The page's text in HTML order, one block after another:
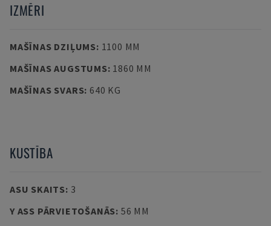
IZMĒRI
MAŠĪNAS DZIĻUMS: 1100 MM
MAŠĪNAS AUGSTUMS: 1860 MM
MAŠĪNAS SVARS: 640 KG
KUSTĪBA
ASU SKAITS: 3
Y ASS PĀRVIETOŠANĀS: 56 MM